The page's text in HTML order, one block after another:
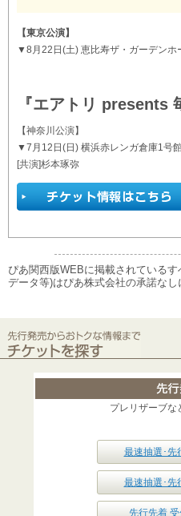
【東京公演】
▼8月22日(土) 恵比寿ザ・ガーデンホ
『エアトリ presents
【神奈川公演】
▼7月12日(日) 横浜赤レンガ倉庫1号
[共演]杉本琢弥
ぴあ関西版WEBに掲載されている
データ等)はぴあ株式会社の承諾なし
プレリザーブな
最速抽選･先
最速抽選･先
先行先着